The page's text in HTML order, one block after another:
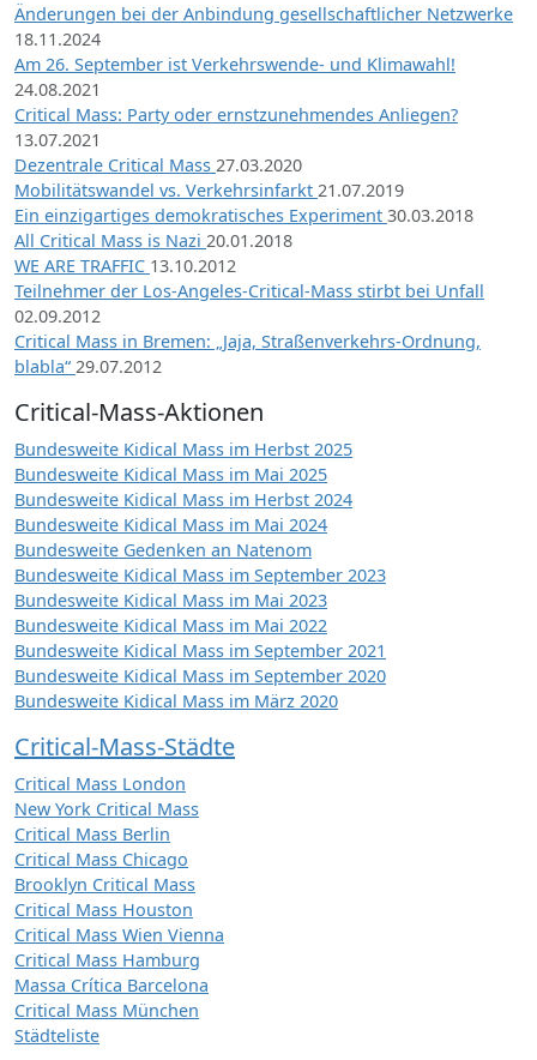
Änderungen bei der Anbindung gesellschaftlicher Netzwerke
18.11.2024
Am 26. September ist Verkehrswende- und Klimawahl!
24.08.2021
Critical Mass: Party oder ernstzunehmendes Anliegen?
13.07.2021
Dezentrale Critical Mass 27.03.2020
Mobilitätswandel vs. Verkehrsinfarkt 21.07.2019
Ein einzigartiges demokratisches Experiment 30.03.2018
All Critical Mass is Nazi 20.01.2018
WE ARE TRAFFIC 13.10.2012
Teilnehmer der Los-Angeles-Critical-Mass stirbt bei Unfall
02.09.2012
Critical Mass in Bremen: „Jaja, Straßenverkehrs-Ordnung,
blabla“ 29.07.2012
Critical-Mass-Aktionen
Bundesweite Kidical Mass im Herbst 2025
Bundesweite Kidical Mass im Mai 2025
Bundesweite Kidical Mass im Herbst 2024
Bundesweite Kidical Mass im Mai 2024
Bundesweite Gedenken an Natenom
Bundesweite Kidical Mass im September 2023
Bundesweite Kidical Mass im Mai 2023
Bundesweite Kidical Mass im Mai 2022
Bundesweite Kidical Mass im September 2021
Bundesweite Kidical Mass im September 2020
Bundesweite Kidical Mass im März 2020
Critical-Mass-Städte
Critical Mass London
New York Critical Mass
Critical Mass Berlin
Critical Mass Chicago
Brooklyn Critical Mass
Critical Mass Houston
Critical Mass Wien Vienna
Critical Mass Hamburg
Massa Crítica Barcelona
Critical Mass München
Städteliste